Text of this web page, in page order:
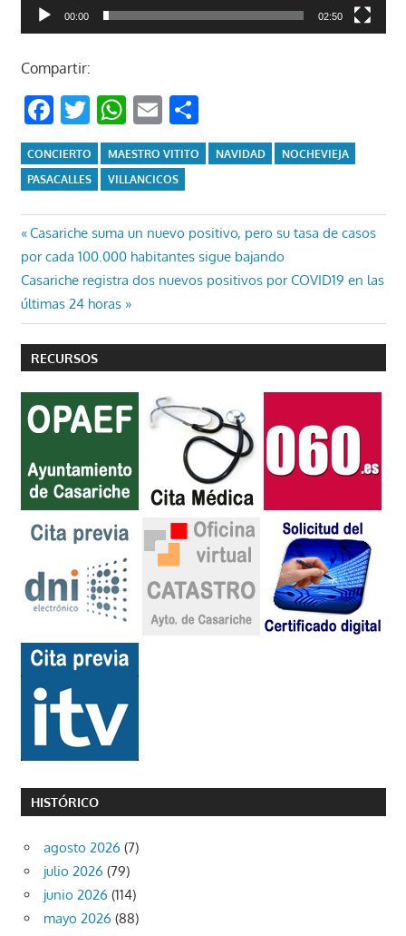
00:00 02:50
Compartir:
Facebook
Twitter
WhatsApp
EmailCompartir
CONCIERTO MAESTRO VITITO NAVIDAD
NOCHEVIEJA
PASACALLES
VILLANCICOS
Navegación
de
entradas
Entrada
anterior:
Casariche suma un nuevo positivo, pero su tasa de casos
por cada 100.000 habitantes sigue bajando
Entrada
siguiente:
Casariche registra dos nuevos positivos por COVID19 en las
últimas 24 horas
RECURSOS
HISTÓRICO
agosto 2026 (7)
julio 2026 (79)
junio 2026 (114)
mayo 2026 (88)